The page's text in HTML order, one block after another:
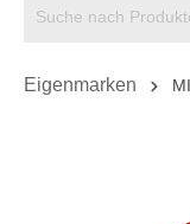
Eigenmarken